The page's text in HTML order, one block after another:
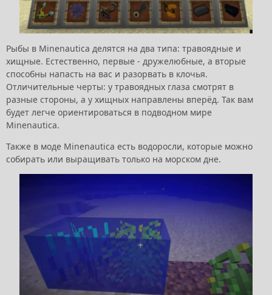
Рыбы в Minenautica делятся на два типа: травоядные и
хищные. Естественно, первые - дружелюбные, а вторые
способны напасть на вас и разорвать в клочья.
Отличительные черты: у травоядных глаза смотрят в
разные стороны, а у хищных направлены вперёд. Так вам
будет легче ориентироваться в подводном мире
Minenautica.
Также в моде Minenautica есть водоросли, которые можно
собирать или выращивать только на морском дне.